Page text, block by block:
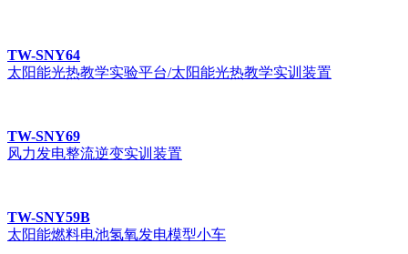
TW-SNY64
太阳能光热教学实验平台/太阳能光热教学实训装置
TW-SNY69
风力发电整流逆变实训装置
TW-SNY59B
太阳能燃料电池氢氧发电模型小车